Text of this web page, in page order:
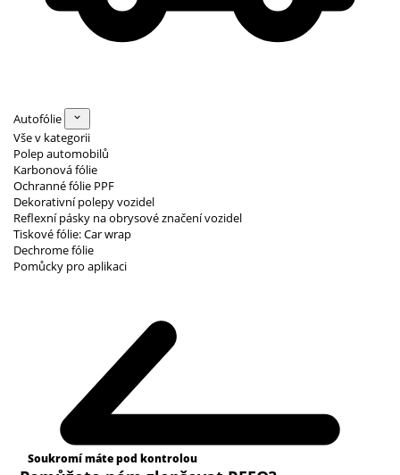
Autofólie
Vše v kategorii
Polep automobilů
Karbonová fólie
Ochranné fólie PPF
Dekorativní polepy vozidel
Reflexní pásky na obrysové značení vozidel
Tiskové fólie: Car wrap
Dechrome fólie
Pomůcky pro aplikaci
Soukromí máte pod kontrolou
Kategorie cookies